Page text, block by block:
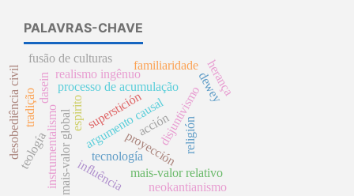
PALAVRAS-CHAVE
argumento causal
superstición
proyección
processo de acumulação
mais-valor global mais-valor relativo
disjuntivismo
religión
realismo ingênuo
tecnología
instrumentalismo
dewey
teología
espirito
influência
familiaridade
desobediência civil
neokantianismo
dasein herança
tradição
fusão de culturas
acción